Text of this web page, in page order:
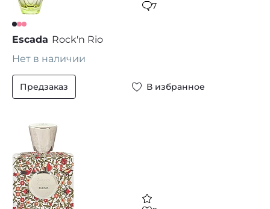
7
Escada Rock'n Rio
Нет в наличии
Предзаказ В избранное